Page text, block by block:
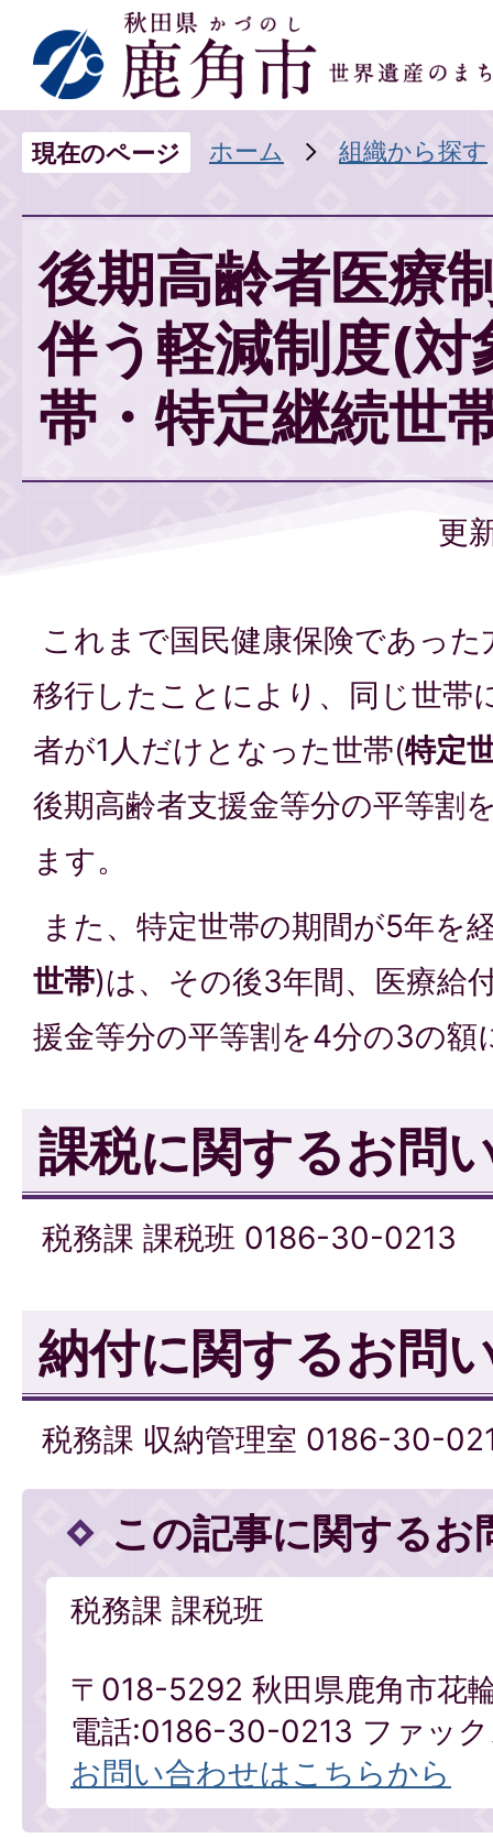
現在のページ ホーム 組織から探す
後期高齢者医療
伴う軽減制度(対
帯・特定継続世
更
これまで国民健康保険であっ
移行したことにより、同じ世帯
者が1人だけとなった世帯(特定
後期高齢者支援金等分の平等割
ます。
また、特定世帯の期間が5年を
世帯)は、その後3年間、医療給
援金等分の平等割を4分の3の額
課税に関するお問
税務課 課税班 0186-30-0213
納付に関するお問
税務課 収納管理室 0186-30-
この記事に関するお
税務課 課税班
〒018-5292 秋田県鹿角市花
電話:0186-30-0213 ファッ
お問い合わせはこちらから